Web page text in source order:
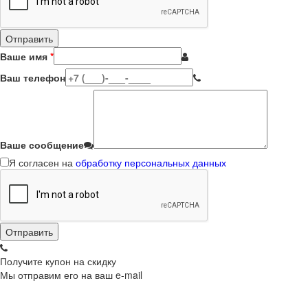
Ваше имя *
Ваш телефон
Ваше сообщение
Я согласен на обработку персональных данных
Получите купон на скидку
Мы отправим его на ваш e-mail